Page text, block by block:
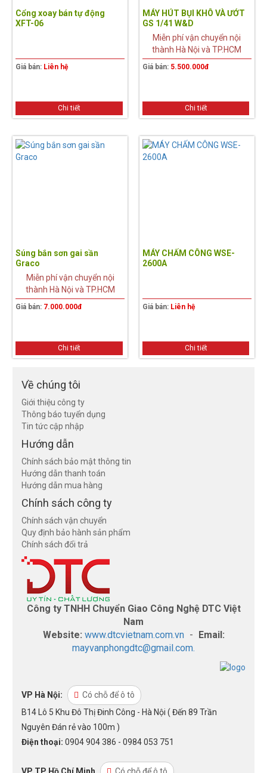
Cổng xoay bán tự động
XFT-06
Giá bán: Liên hệ
Chi tiết
MÁY HÚT BỤI KHÔ VÀ ƯỚT
GS 1/41 W&D
Miễn phí vận chuyển nội
thành Hà Nội và TP.HCM
Giá bán: 5.500.000đ
Chi tiết
Súng bắn sơn gai sần
Graco
Miễn phí vận chuyển nội
thành Hà Nội và TP.HCM
Giá bán: 7.000.000đ
Chi tiết
MÁY CHẤM CÔNG WSE-
2600A
Giá bán: Liên hệ
Chi tiết
Về chúng tôi
Giới thiệu công ty
Thông báo tuyển dụng
Tin tức cập nhập
Hướng dẫn
Chính sách bảo mật thông tin
Hướng dẫn thanh toán
Hướng dẫn mua hàng
Chính sách công ty
Chính sách vận chuyển
Quy định bảo hành sản phẩm
Chính sách đổi trả
Công ty TNHH Chuyển Giao Công Nghệ DTC Việt
Nam
Website: www.dtcvietnam.com.vn - Email:
mayvanphongdtc@gmail.com.
VP Hà Nội:
Có chỗ để ô tô
B14 Lô 5 Khu Đô Thị Đinh Công - Hà Nội ( Đến 89 Trần
Nguyên Đán rẻ vào 100m )
Điện thoại: 0904 904 386 - 0984 053 751